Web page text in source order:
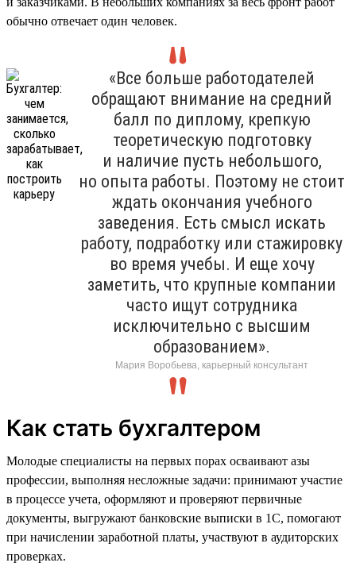
обычно отвечает один человек.
«Все больше работодателей
обращают внимание на средний
балл по диплому, крепкую
теоретическую подготовку
и наличие пусть небольшого,
но опыта работы. Поэтому не стоит
ждать окончания учебного
заведения. Есть смысл искать
работу, подработку или стажировку
во время учебы. И еще хочу
заметить, что крупные компании
часто ищут сотрудника
исключительно с высшим
образованием».
Мария Воробьева, карьерный консультант
Как стать бухгалтером
Молодые специалисты на первых порах осваивают азы
профессии, выполняя несложные задачи: принимают участие
в процессе учета, оформляют и проверяют первичные
документы, выгружают банковские выписки в 1С, помогают
при начислении заработной платы, участвуют в аудиторских
проверках.